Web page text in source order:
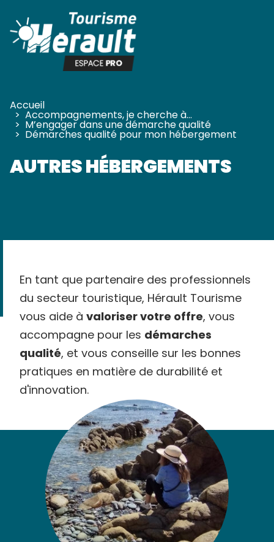
Accueil
> Accompagnements, je cherche à…
> M’engager dans une démarche qualité
> Démarches qualité pour mon hébergement
AUTRES HÉBERGEMENTS
En tant que partenaire des professionnels
du secteur touristique, Hérault Tourisme
vous aide à valoriser votre offre, vous
accompagne pour les démarches
qualité, et vous conseille sur les bonnes
pratiques en matière de durabilité et
d'innovation.